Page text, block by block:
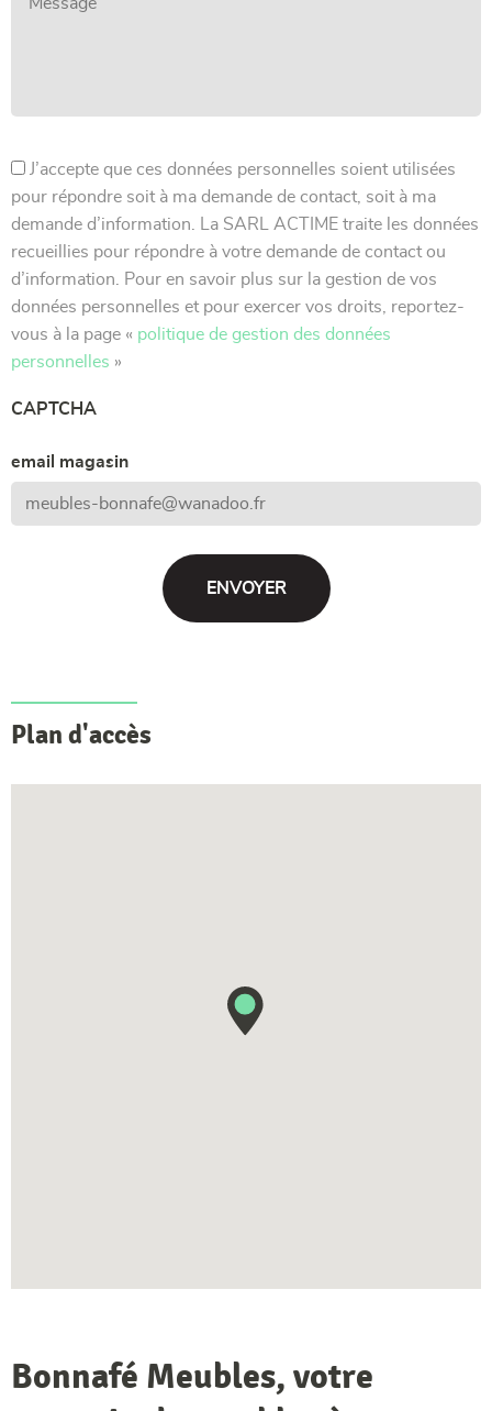
J’accepte que ces données personnelles soient utilisées
pour répondre soit à ma demande de contact, soit à ma
demande d’information. La SARL ACTIME traite les données
recueillies pour répondre à votre demande de contact ou
d’information. Pour en savoir plus sur la gestion de vos
données personnelles et pour exercer vos droits, reportez-
vous à la page « politique de gestion des données
personnelles »
CAPTCHA
email magasin
Plan d'accès
Bonnafé Meubles, votre